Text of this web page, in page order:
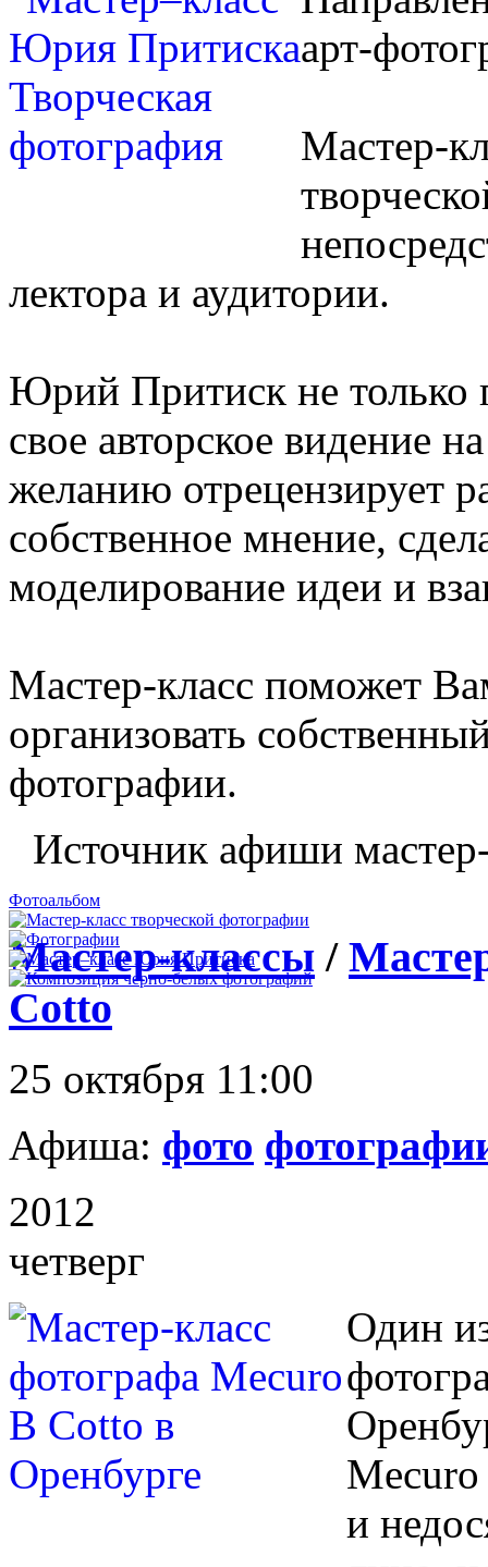
арт-
Мастер-
лектора и аудитории.
Юрий Притиск не только
свое авторское видение
желанию отрецензирует
собственное мнение,
моделирование идеи и
Мастер-класс поможет
организовать
фотографии.
Источник афиши
Фотоальбом
Мастер-классы /
Cotto
25 октября 11:00
Афиша: фото
2012
четверг
Один
Mecuro
и